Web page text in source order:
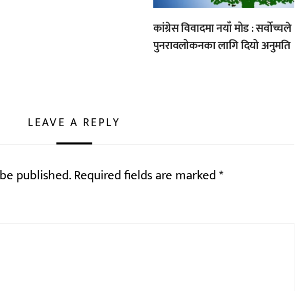
कांग्रेस विवादमा नयाँ मोड : सर्वोच्चले
पुनरावलोकनका लागि दियो अनुमति
LEAVE A REPLY
published.Required fields are marked*